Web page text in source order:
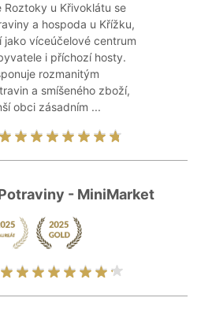
Roztoky u Křivoklátu se
a hospoda u Křížku,
jako víceúčelové centrum
i příchozí hosty.
rozmanitým
a smíšeného zboží,
obci zásadním ...
- MiniMarket